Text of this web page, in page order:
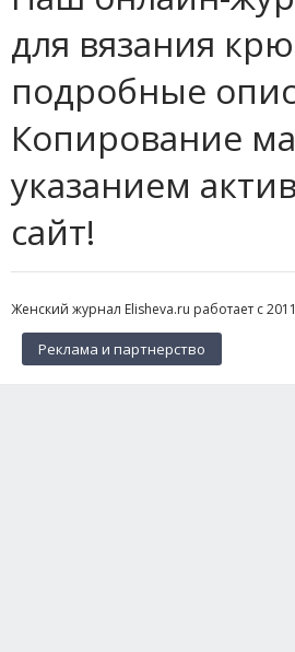
для вязания
подробные
Копирование
указанием
сайт!
Женский журнал Elisheva.ru работает с
Реклама и партнерство